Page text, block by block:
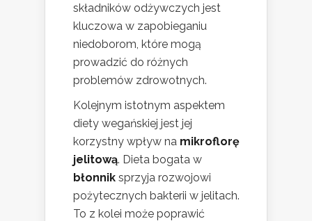
składników odżywczych jest
kluczowa w zapobieganiu
niedoborom, które mogą
prowadzić do różnych
problemów zdrowotnych.
Kolejnym istotnym aspektem
diety wegańskiej jest jej
korzystny wpływ na mikroflorę
jelitową. Dieta bogata w
błonnik sprzyja rozwojowi
pożytecznych bakterii w jelitach.
To z kolei może poprawić